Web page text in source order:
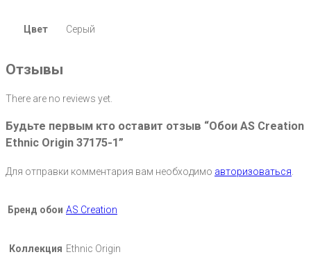
Цвет Серый
Отзывы
There are no reviews yet.
Будьте первым кто оставит отзыв “Обои AS Creation
Ethnic Origin 37175-1”
Для отправки комментария вам необходимо авторизоваться
Бренд обои AS Creation
Коллекция Ethnic Origin